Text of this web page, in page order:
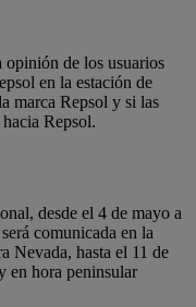
de los usuarios
en la estación de
marca Repsol y si las
Repsol.
desde el 4 de mayo a
comunicada en la
Nevada, hasta el 11 de
en hora peninsular